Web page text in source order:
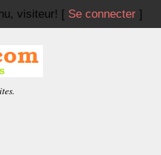
visiteur! [ Se connecter]